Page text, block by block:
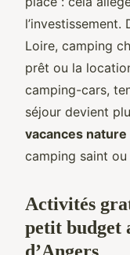
Loire, camping
prêt ou la
camping-cars,
séjour devient
vacances nature
camping saint
Activités
petit budget
d’Angers